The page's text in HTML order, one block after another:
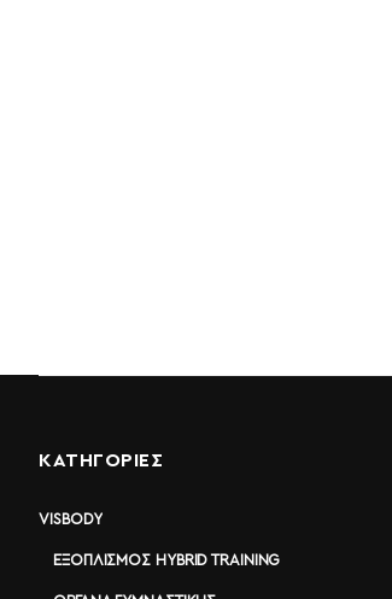
ΚΑΤΗΓΟΡΙΕΣ
VISBODY
ΕΞΟΠΛΙΣΜΌΣ HYBRID TRAINING